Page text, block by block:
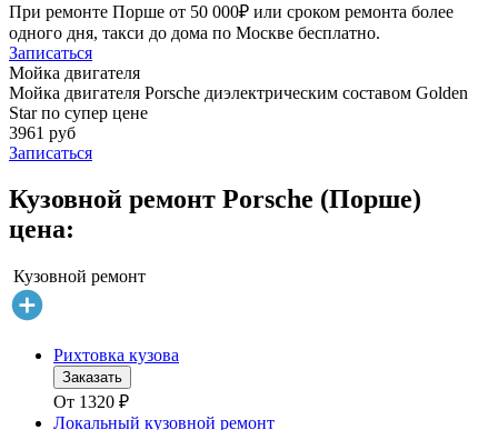
При ремонте Порше от 50 000₽ или сроком ремонта более
одного дня, такси до дома по Москве бесплатно.
Записаться
Мойка двигателя
Мойка двигателя Porsche диэлектрическим составом Golden
Star по супер цене
3961 руб
Записаться
Кузовной ремонт Porsche (Порше)
цена:
Кузовной ремонт
Рихтовка кузова
Заказать
От 1320 ₽
Локальный кузовной ремонт